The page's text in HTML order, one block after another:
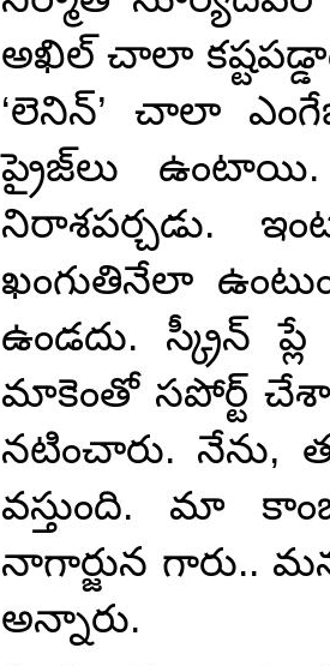
అఖిల్ చాలా
‘లెనిన్’ చాలా
ప్రైజ్‌లు
నిరాశపర్చడు.
ఖంగుతినేలా
ఉండదు. స్క్రీన్
మాకెంతో సపోర్ట్
నటించారు. నేను,
వస్తుంది. మా
నాగార్జున గారు..
అన్నారు.